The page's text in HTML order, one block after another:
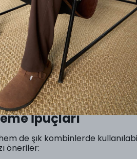
Denim
İpuçları
de şık kombinlerde
öneriler: